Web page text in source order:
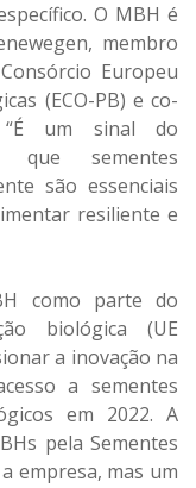
O MBH é
membro
Europeu
(ECO-PB) e co-
“É um sinal do
que sementes
são essenciais
resiliente e
como parte do
biológica (UE
a inovação na
a sementes
em 2022. A
pela Sementes
empresa, mas um